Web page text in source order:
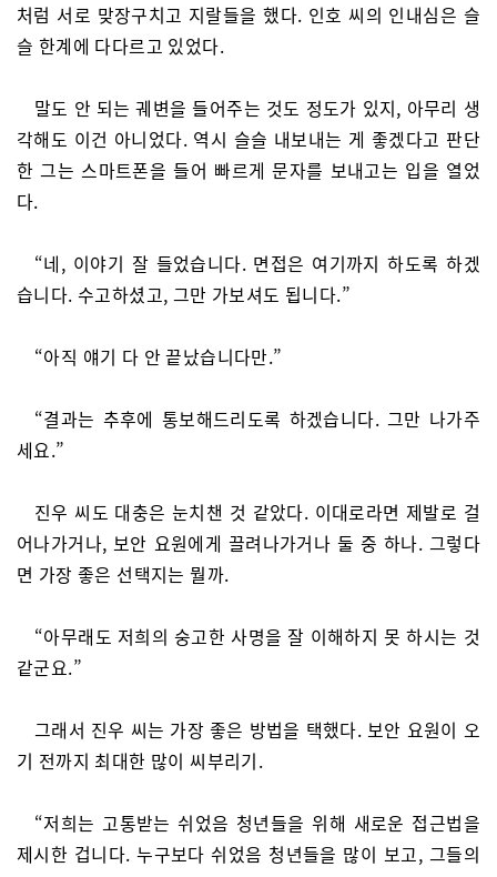
처럼 서로 맞장구치고 지랄들을 했다. 인호 씨의 인내심은 슬
슬 한계에 다다르고 있었다.
말도 안 되는 궤변을 들어주는 것도 정도가 있지, 아무리 생
각해도 이건 아니었다. 역시 슬슬 내보내는 게 좋겠다고 판단
한 그는 스마트폰을 들어 빠르게 문자를 보내고는 입을 열었
다.
“네, 이야기 잘 들었습니다. 면접은 여기까지 하도록 하겠
습니다. 수고하셨고, 그만 가보셔도 됩니다.”
“아직 얘기 다 안 끝났습니다만.”
“결과는 추후에 통보해드리도록 하겠습니다. 그만 나가주
세요.”
진우 씨도 대충은 눈치챈 것 같았다. 이대로라면 제발로 걸
어나가거나, 보안 요원에게 끌려나가거나 둘 중 하나. 그렇다
면 가장 좋은 선택지는 뭘까.
“아무래도 저희의 숭고한 사명을 잘 이해하지 못 하시는 것
같군요.”
그래서 진우 씨는 가장 좋은 방법을 택했다. 보안 요원이 오
기 전까지 최대한 많이 씨부리기.
“저희는 고통받는 쉬었음 청년들을 위해 새로운 접근법을
제시한 겁니다. 누구보다 쉬었음 청년들을 많이 보고, 그들의